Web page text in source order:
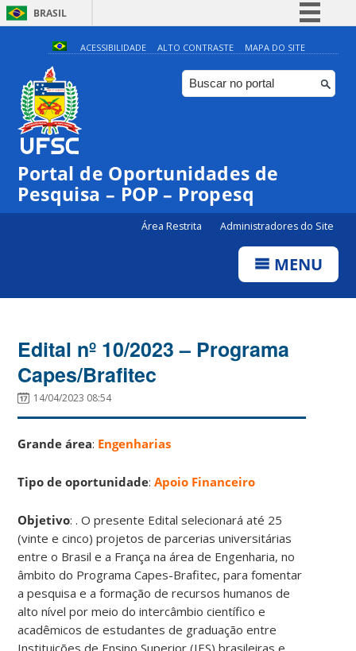
BRASIL
Simplifique!
Comunica BR
Participe
Canais
ACESSIBILIDADE ALTO CONTRASTE MAPA DO SITE
Portal de Oportunidades de
Pesquisa – POP – Propesq
Área Restrita Administradores do Site
MENU
Edital nº 10/2023 – Programa
Capes/Brafitec
14/04/2023 08:54
Grande área: Engenharias
Tipo de oportunidade:Apoio Financeiro
Objetivo: . O presente Edital selecionará até 25
(vinte e cinco) projetos de parcerias universitárias
entre o Brasil e a França na área de Engenharia, no
âmbito do Programa Capes-Brafitec, para fomentar
a pesquisa e a formação de recursos humanos de
alto nível por meio do intercâmbio científico e
acadêmicos de estudantes de graduação entre
Instituições de Ensino Superior (IES) brasileiras e